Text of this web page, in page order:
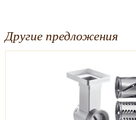
Другие предложения